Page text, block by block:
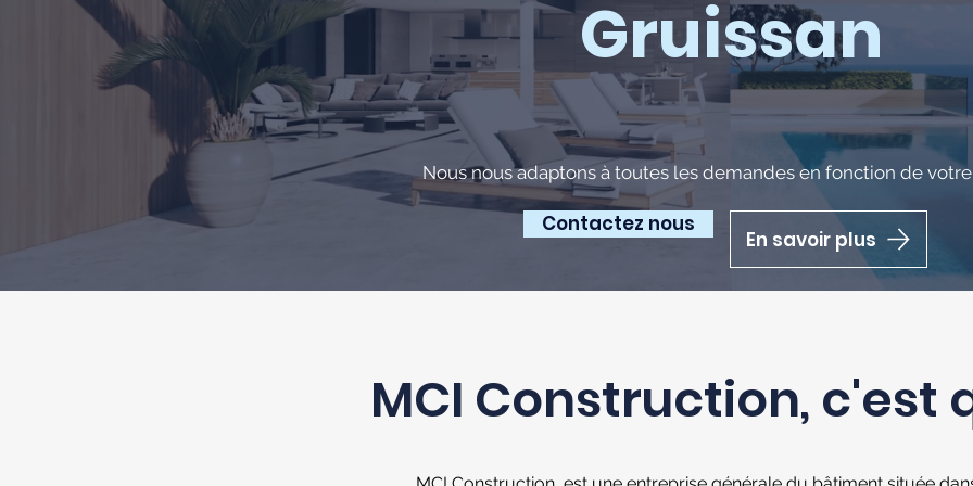
Gruissan
Nous nous adaptons à toutes les demandes en fonction de
Contactez nous
En savoir plus
MCI Construction, c'est